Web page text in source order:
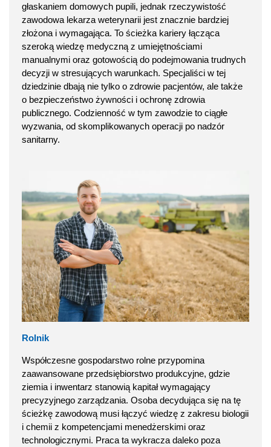
głaskaniem domowych pupili, jednak rzeczywistość
zawodowa lekarza weterynarii jest znacznie bardziej
złożona i wymagająca. To ścieżka kariery łącząca
szeroką wiedzę medyczną z umiejętnościami
manualnymi oraz gotowością do podejmowania trudnych
decyzji w stresujących warunkach. Specjaliści w tej
dziedzinie dbają nie tylko o zdrowie pacjentów, ale także
o bezpieczeństwo żywności i ochronę zdrowia
publicznego. Codzienność w tym zawodzie to ciągłe
wyzwania, od skomplikowanych operacji po nadzór
sanitarny.
Rolnik
Współczesne gospodarstwo rolne przypomina
zaawansowane przedsiębiorstwo produkcyjne, gdzie
ziemia i inwentarz stanowią kapitał wymagający
precyzyjnego zarządzania. Osoba decydująca się na tę
ścieżkę zawodową musi łączyć wiedzę z zakresu biologii
i chemii z kompetencjami menedżerskimi oraz
technologicznymi. Praca ta wykracza daleko poza